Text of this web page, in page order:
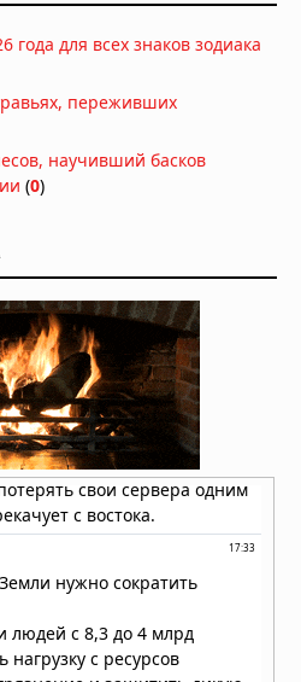
года для всех знаков зодиака
переживших
научивший басков
(0)